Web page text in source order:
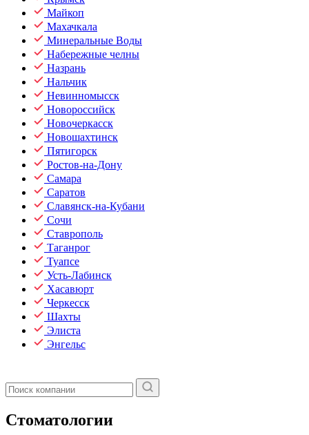
Майкоп
Махачкала
Минеральные Воды
Набережные челны
Назрань
Нальчик
Невинномысск
Новороссийск
Новочеркасск
Новошахтинск
Пятигорск
Ростов-на-Дону
Самара
Саратов
Славянск-на-Кубани
Сочи
Ставрополь
Таганрог
Туапсе
Усть-Лабинск
Хасавюрт
Черкесск
Шахты
Элиста
Энгельс
Стоматологии